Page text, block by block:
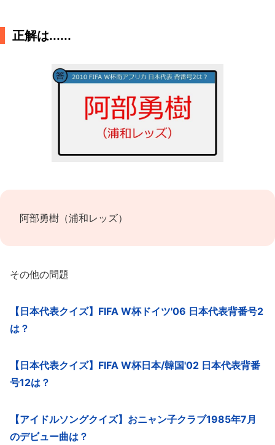
正解は......
阿部勇樹（浦和レッズ）
その他の問題
【日本代表クイズ】FIFA W杯ドイツ'06 日本代表背番号2
は？
【日本代表クイズ】FIFA W杯日本/韓国'02 日本代表背番
号12は？
【アイドルソングクイズ】おニャン子クラブ1985年7月
のデビュー曲は？